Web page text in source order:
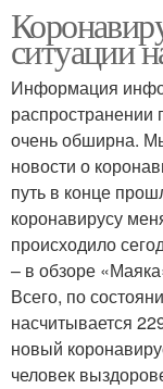
ситуации
Информация
распространении
очень обширна.
новости о
путь в конце
коронавирусу
происходило
– в обзоре
Всего, по
насчитывается
новый
человек